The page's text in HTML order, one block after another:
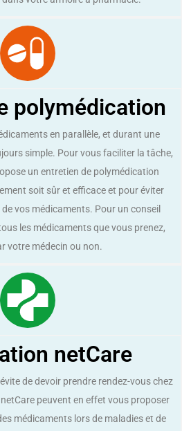
polymédication
en parallèle, et durant une
simple. Pour vous faciliter la tâche,
un entretien de polymédication
soit sûr et efficace et pour éviter
vos médicaments. Pour un conseil
les médicaments que vous prenez,
votre médecin ou non.
netCare
de devoir prendre rendez-vous chez
peuvent en effet vous proposer
médicaments lors de maladies et de